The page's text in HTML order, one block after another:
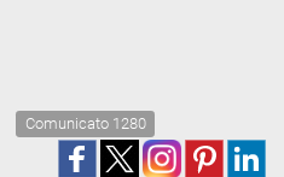
Comunicato 1280